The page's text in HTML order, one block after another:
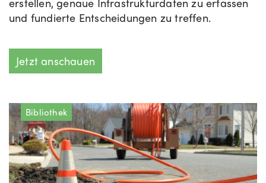
und fundierte Entscheidungen zu treffen.
Jetzt anschauen
Bibliothek